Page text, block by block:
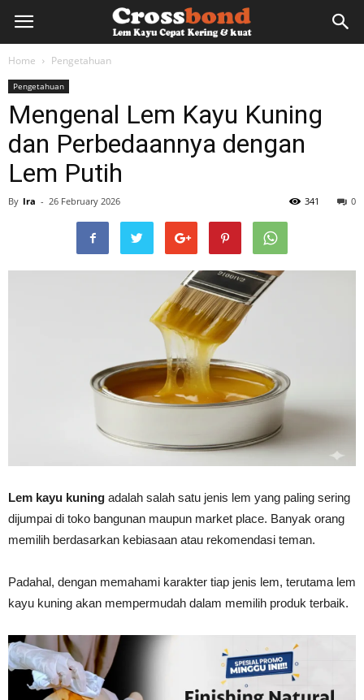
lemkayu.net
Lem
Home Pengetahuan
Pengetahuan
Mengenal Lem Kayu Kuning
dan Perbedaannya dengan
Lem Putih
By Ira - 26 February 2026 0
341
Lem kayu kuning adalah salah satu jenis lem yang paling sering
dijumpai di toko bangunan maupun market place. Banyak orang
memilih berdasarkan kebiasaan atau rekomendasi teman.
Padahal, dengan memahami karakter tiap jenis lem, terutama lem
kayu kuning akan mempermudah dalam memilih produk terbaik.